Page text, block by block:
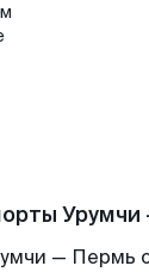
— Пермь